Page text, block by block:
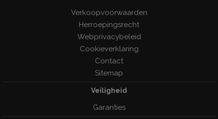
Verkoopvoorwaarden
Herroepingsrecht
Webprivacybeleid
Cookieverklaring
Contact
Sitemap
Veiligheid
Garanties